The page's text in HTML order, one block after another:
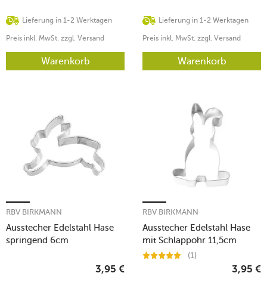
Lieferung in 1-2 Werktagen
Preis inkl. MwSt. zzgl. Versand
Warenkorb
Lieferung in 1-2 Werktagen
Preis inkl. MwSt. zzgl. Versand
Warenkorb
Ausstecher Edelstahl Hase
springend 6cm
RBV BIRKMANN
3,95 €
Ausstecher Edelstahl Hase
mit Schlappohr 11,5cm
RBV BIRKMANN
(1)
3,95 €